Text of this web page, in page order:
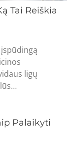
Tai Reiškia
ligų
Palaikyti